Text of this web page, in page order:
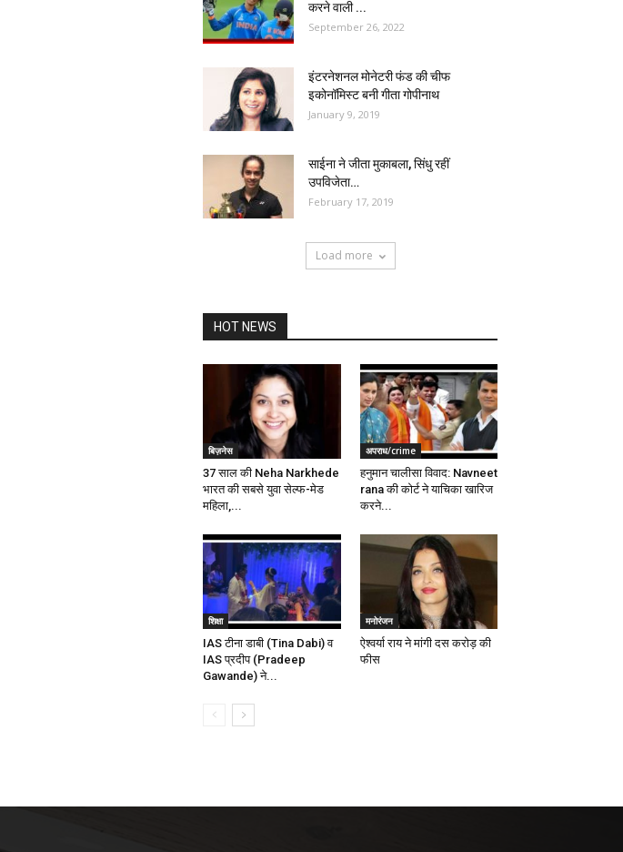
करने वाली ...
September 26, 2022
इंटरनेशनल मोनेटरी फंड की चीफ
इकोनॉमिस्ट बनी गीता गोपीनाथ
January 9, 2019
साईना ने जीता मुकाबला, सिंधु रहीं
उपविजेता…
February 17, 2019
Load more
HOT NEWS
बिज़नेस
37 साल की Neha Narkhede
भारत की सबसे युवा सेल्फ-मेड
महिला,...
अपराध/crime
हनुमान चालीसा विवाद: Navneet
rana की कोर्ट ने याचिका खारिज
करने...
शिक्षा
IAS टीना डाबी (Tina Dabi) व
IAS प्रदीप (Pradeep
Gawande) ने...
मनोरंजन
ऐश्वर्या राय ने मांगी दस करोड़ की
फीस